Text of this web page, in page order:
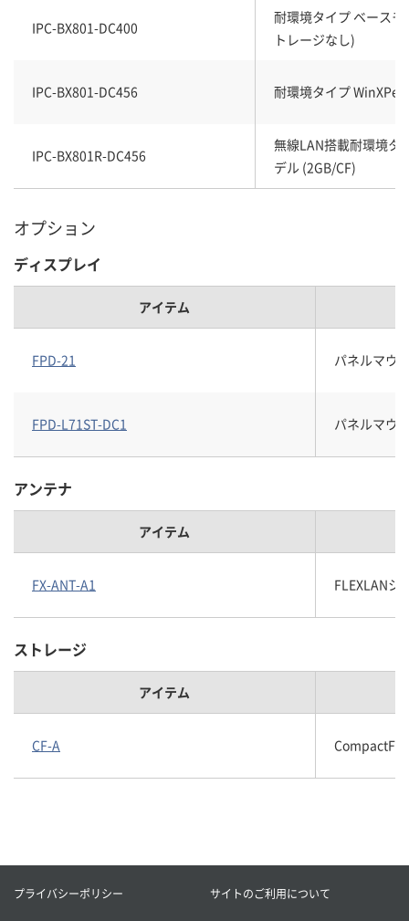
IPC-BX801-DC400
耐環境タイプ ベースモ
トレージなし)
IPC-BX801-DC456 耐環境タイプ WinXPe
IPC-BX801R-DC456
無線LAN搭載耐環境タ
デル (2GB/CF)
オプション
ディスプレイ
アイテム
FPD-21 パネルマウ
FPD-L71ST-DC1 パネルマウ
アンテナ
アイテム
FX-ANT-A1 FLEXLANシ
ストレージ
アイテム
CF-A
プライバシーポリシー サイトのご利用について